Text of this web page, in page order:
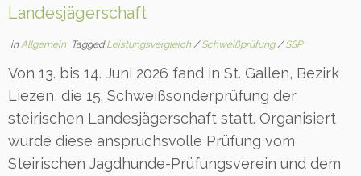
Landesjägerschaft
inAllgemein TaggedLeistungsvergleich/Schweißprüfung/SSP
Von 13. bis 14. Juni 2026 fand in St. Gallen, Bezirk
Liezen, die 15. Schweißsonderprüfung der
steirischen Landesjägerschaft statt. Organisiert
wurde diese anspruchsvolle Prüfung vom
Steirischen Jagdhunde-Prüfungsverein und dem